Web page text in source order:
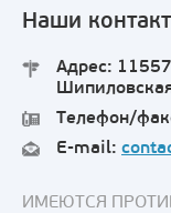
Наши
Адрес:
Телефон/
E-mail:
ИМЕЮТСЯ